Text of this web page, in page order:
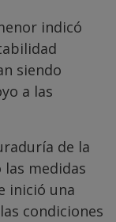
indicó
siendo
a las
de la
las medidas
inició una
condiciones